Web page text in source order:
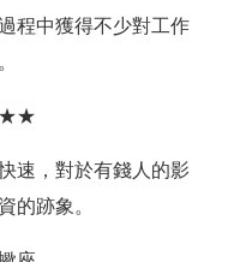
程中獲得不少對工作
速，對於有錢人的影
的跡象。